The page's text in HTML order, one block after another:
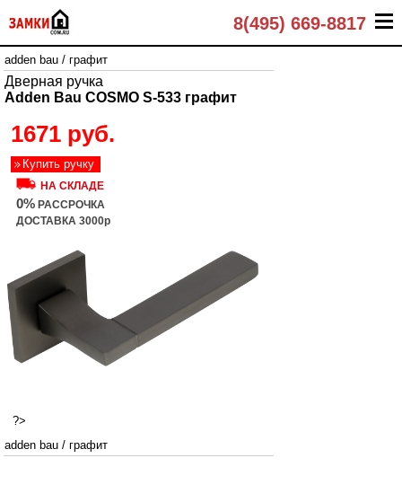
8(495) 669-8817
adden bau / графит
Дверная ручка
Adden Bau COSMO S-533 графит
1671 руб.
Купить ручку
НА СКЛАДЕ
0% РАССРОЧКА
ДОСТАВКА 3000р
?>
adden bau / графит